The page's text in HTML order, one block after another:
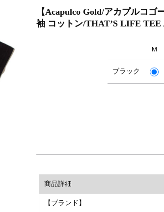
【Acapulco Gold/アカプルコ
袖 コットン/THAT’S LIFE TEE
M
ブラック
商品詳細
【ブランド】